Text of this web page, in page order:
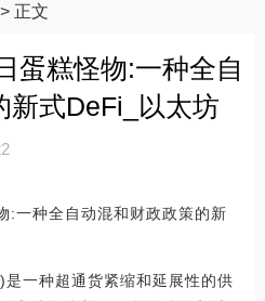
> 正文
蛋糕怪物:一种全自
新式DeFi_以太坊
一种全自动混和财政政策的新
一种超通货紧缩和延展性的供